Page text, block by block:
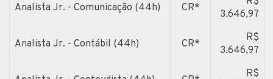
Analista Jr. - Comunicação (44h) CR*
3.646,97
Analista Jr. - Contábil (44h) CR*
R$
3.646,97
R$